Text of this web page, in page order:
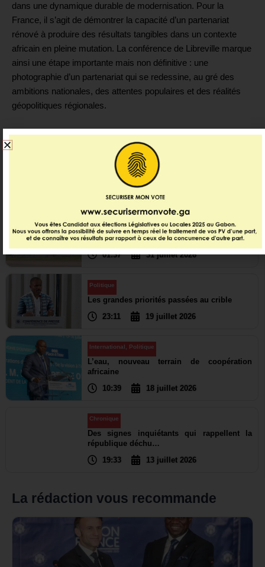
dans une dynamique durable de modernisation. Pour la
France, il s’agit de démontrer la capacité d’un partenariat
rénové à produire des résultats tangibles dans un contexte
africain en pleine mutation. La conférence de Libreville marque
ainsi une étape importante mais non définitive : une
photographie d’un partenariat qui se redessine, au gré des
ambitions nationales, des attentes populaires et des réalités
géopolitiques régionales.
Economie
920 millions de dollars levés : le Gabon
rouvre les portes …
01:37
31 juillet 2026
Politique
Les grandes priorités passées au crible
23:11
19 juillet 2026
International Politique
L’eau, nouveau terrain de coopération
africaine
10:39
18 juillet 2026
Chronique
Des signes inquiétants qui rappellent la
république déchu…
19:33
13 juillet 2026
La rédaction vous recommande